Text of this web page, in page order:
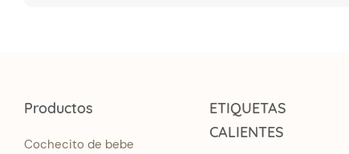
Productos
Cochecito de bebe
ETIQUETAS
CALIENTES